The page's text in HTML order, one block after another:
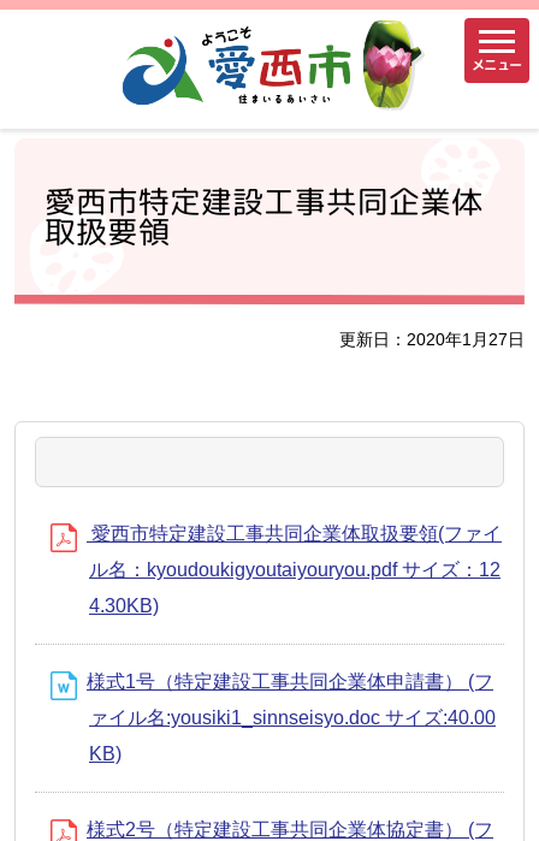
メニュー
愛西市特定建設工事共同企業体
取扱要領
更新日：2020年1月27日
愛西市特定建設工事共同企業体取扱要領(ファイ
ル名：kyoudoukigyoutaiyouryou.pdf サイズ：12
4.30KB)
様式1号（特定建設工事共同企業体申請書） (フ
ァイル名:yousiki1_sinnseisyo.doc サイズ:40.00
KB)
様式2号（特定建設工事共同企業体協定書） (フ